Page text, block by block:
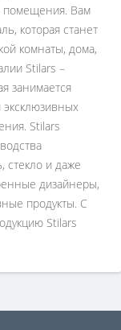
помещения. Вам
которая станет
комнаты, дома,
Stilars –
занимается
Stilars
стекло и даже
дизайнеры,
продукты. С
Stilars